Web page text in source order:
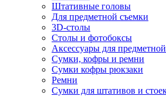
Штативные головы
Для предметной съемки
3D-столы
Столы и фотобоксы
Аксессуары для
Сумки, кофры и ремни
Сумки кофры рюкзаки
Ремни
Сумки для штативов и